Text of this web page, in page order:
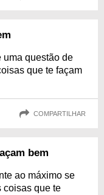
uma questão de
que te façam
COMPARTILHAR
bem
ao máximo se
coisas que te